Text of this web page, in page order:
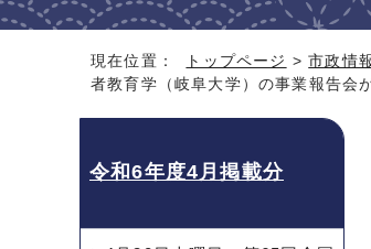
現在位置： トップページ >市政情
者教育学（岐阜大学）の事業報告会
令和6年度4月掲載分